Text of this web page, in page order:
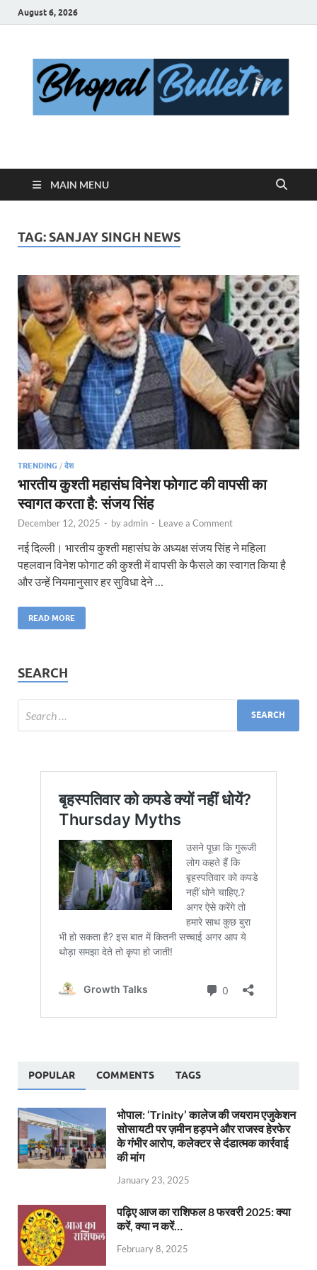
August 6, 2026
Bhopal Bulletin
MAIN MENU
TAG: SANJAY SINGH NEWS
TRENDING / देश
भारतीय कुश्ती महासंघ विनेश फोगाट की वापसी का
स्वागत करता है: संजय सिंह
December 12, 2025 - byadmin - Leave a Comment
नई दिल्ली। भारतीय कुश्ती महासंघ के अध्यक्ष संजय सिंह ने महिला
पहलवान विनेश फोगाट की कुश्ती में वापसी के फैसले का स्वागत किया है
और उन्हें नियमानुसार हर सुविधा देने …
READ MORE
SEARCH
POPULAR COMMENTS TAGS
भोपाल: ‘Trinity’ कालेज की जयराम एजुकेशन
सोसायटी पर ज़मीन हड़पने और राजस्व हेरफेर
के गंभीर आरोप, कलेक्टर से दंडात्मक कार्रवाई
की मांग
January 23, 2025
पढ़िए आज का राशिफल 8 फरवरी 2025: क्या
करें, क्या न करें…
February 8, 2025